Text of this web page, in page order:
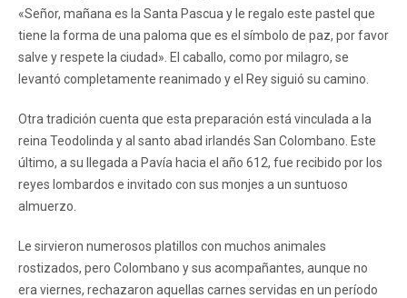
«Señor, mañana es la Santa Pascua y le regalo este pastel que
tiene la forma de una paloma que es el símbolo de paz, por favor
salve y respete la ciudad». El caballo, como por milagro, se
levantó completamente reanimado y el Rey siguió su camino.
Otra tradición cuenta que esta preparación está vinculada a la
reina Teodolinda y al santo abad irlandés San Colombano. Este
último, a su llegada a Pavía hacia el año 612, fue recibido por los
reyes lombardos e invitado con sus monjes a un suntuoso
almuerzo.
Le sirvieron numerosos platillos con muchos animales
rostizados, pero Colombano y sus acompañantes, aunque no
era viernes, rechazaron aquellas carnes servidas en un período